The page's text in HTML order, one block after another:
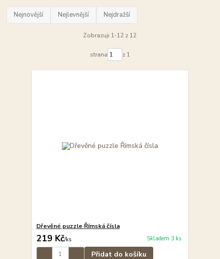
Nejnovější Nejlevnější Nejdražší
Zobrazuji 1-12 z 12
strana z 1
Dřevěné puzzle Římská čísla
219 Kč/ks Skladem 3 ks
Přidat do košíku